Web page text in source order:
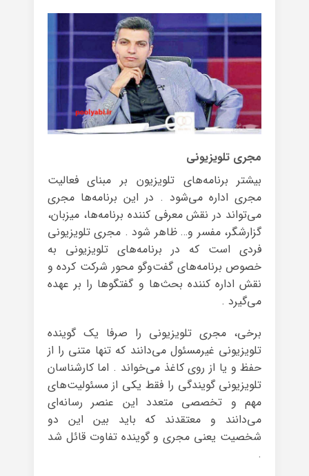
مجری تلویزیونی
بیشتر برنامه‌های تلویزیون بر مبنای فعالیت
مجری اداره می‌شود . در این برنامه‌ها مجری
می‌تواند در نقش معرفی کننده برنامه‌ها، میزبان،
گزارشگر، مفسر و… ظاهر شود . مجری تلویزیونی
فردی است که در برنامه‌های تلویزیونی به
خصوص برنامه‌های گفت‌وگو محور شرکت کرده و
نقش اداره کننده بحث‌ها و گفتگوها را بر عهده
می‌گیرد .
برخی، مجری تلویزیونی را صرفا یک گوینده
تلویزیونی غیرمسئول می‌دانند که تنها متنی را از
حفظ و یا از روی کاغذ می‌خواند . اما کارشناسان
تلویزیونی گویندگی را فقط یکی از مسئولیت‌های
مهم و تخصصی متعدد این عنصر رسانه‌ای
می‌دانند و معتقدند که باید بین این دو
شخصیت یعنی مجری و گوینده تفاوت قائل شد
.